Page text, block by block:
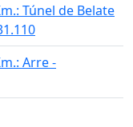
Túnel de Belate
Arre -